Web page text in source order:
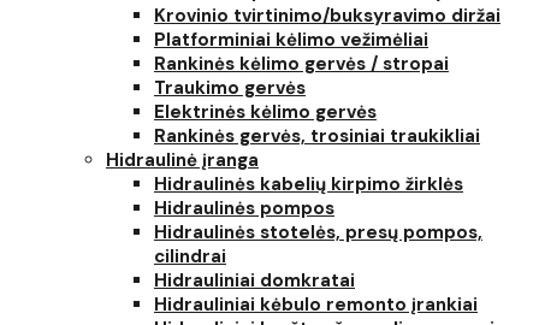
Krovinio tvirtinimo/buksyravimo diržai
Platforminiai kėlimo vežimėliai
Rankinės kėlimo gervės / stropai
Traukimo gervės
Elektrinės kėlimo gervės
Rankinės gervės, trosiniai traukikliai
Hidraulinė įranga
Hidraulinės kabelių kirpimo žirklės
Hidraulinės pompos
Hidraulinės stotelės, presų pompos,
cilindrai
Hidrauliniai domkratai
Hidrauliniai kėbulo remonto įrankiai